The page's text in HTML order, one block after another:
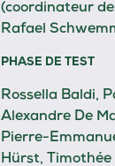
(coordinateur
Rafael
PHASE DE TEST
Rossella Baldi,
Alexandre De
Pierre-
Hürst, Timothée